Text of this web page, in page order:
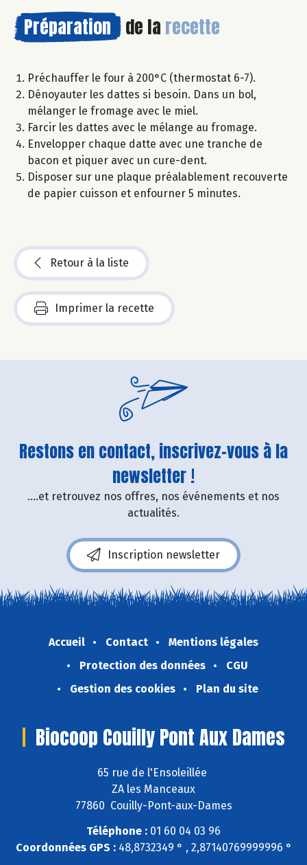
Préparation de la recette
Préchauffer le four à 200°C (thermostat 6-7).
Dénoyauter les dattes si besoin. Dans un bol,
mélanger le fromage avec le miel.
Farcir les dattes avec le mélange au fromage.
Envelopper chaque datte avec une tranche de
bacon et piquer avec un cure-dent.
Disposer sur une plaque préalablement recouverte
de papier cuisson et enfourner 5 minutes.
Retour à la liste
Imprimer la recette
Restons en contact, inscrivez-vous à la
newsletter !
....et retrouvez nos offres, nos événements et nos
actualités.
Inscription newsletter
Accueil Contact
Mentions légales
Protection des données
CGU
Gestion des cookies
Plan du site
Biocoop Couilly Pont Aux Dames
65 rue de l'Ensoleillée
ZA les Manceaux
77860 Couilly-Pont-aux-Dames
Téléphone : 01 60 04 03 96
Coordonnées GPS :48,8732349 ° , 2,87140769999996 °